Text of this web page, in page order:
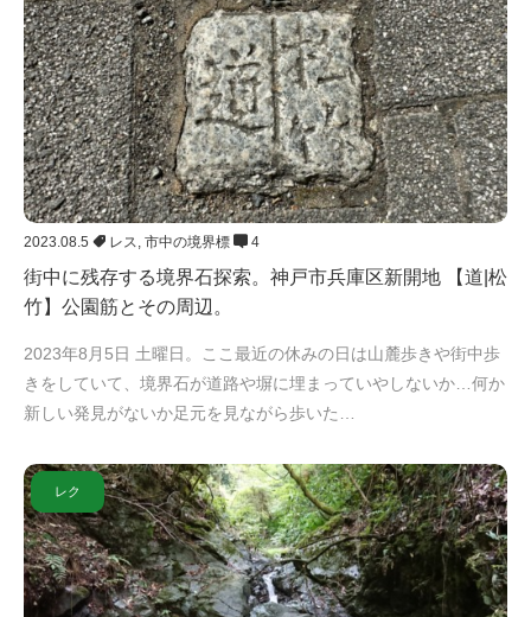
2023.08.5 レス, 市中の境界標 4
街中に残存する境界石探索。神戸市兵庫区新開地 【道|松
竹】公園筋とその周辺。
2023年8月5日 土曜日。ここ最近の休みの日は山麓歩きや街中歩
きをしていて、境界石が道路や塀に埋まっていやしないか…何か
新しい発見がないか足元を見ながら歩いた…
レク